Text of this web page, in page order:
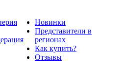
Новинки
Представители в
регионах
Как купить?
Отзывы